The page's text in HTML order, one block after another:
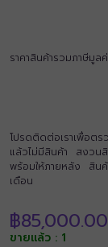
ราคาสินค้ารวมภาษีมูล
โปรดติดต่อเราเพื่อต
แล้วไม่มีสินค้า สงวน
พร้อมให้ภายหลัง สินค้
เดือน
฿85,000.00
ขายแล้ว : 1